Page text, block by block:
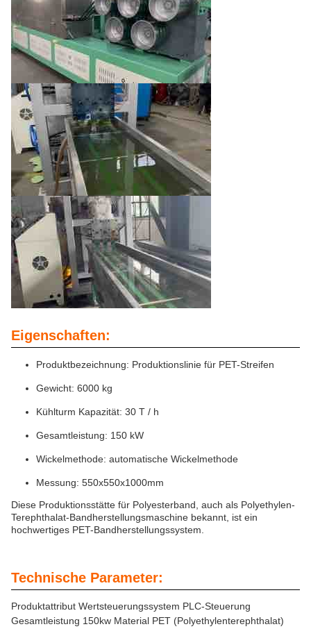
Eigenschaften:
Produktbezeichnung: Produktionslinie für PET-Streifen
Gewicht: 6000 kg
Kühlturm Kapazität: 30 T / h
Gesamtleistung: 150 kW
Wickelmethode: automatische Wickelmethode
Messung: 550x550x1000mm
Diese Produktionsstätte für Polyesterband, auch als Polyethylen-
Terephthalat-Bandherstellungsmaschine bekannt, ist ein
hochwertiges PET-Bandherstellungssystem.
Technische Parameter:
Produktattribut Wertsteuerungssystem PLC-Steuerung
Gesamtleistung 150kw Material PET (Polyethylenterephthalat)